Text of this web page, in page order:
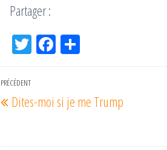
Partager :
Tw Fac
k r
Navigation
de
Article
précédent
PRÉCÉDENT
Dites-moi si je me Trump